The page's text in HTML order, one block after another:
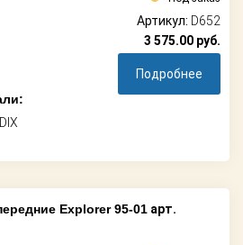
Артикул: D652
3 575.00 руб.
Подробнее
Explorer 95-01 арт.